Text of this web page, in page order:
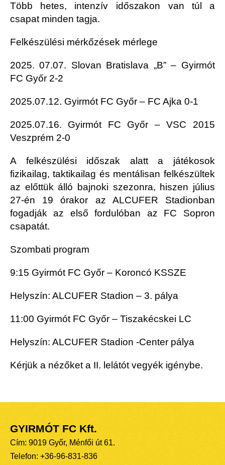
Több hetes, intenzív időszakon van túl a
csapat minden tagja.
Felkészülési mérkőzések mérlege
2025. 07.07. Slovan Bratislava „B” – Gyirmót
FC Győr 2-2
2025.07.12. Gyirmót FC Győr – FC Ajka 0-1
2025.07.16. Gyirmót FC Győr – VSC 2015
Veszprém 2-0
A felkészülési időszak alatt a játékosok
fizikailag, taktikailag és mentálisan felkészültek
az előttük álló bajnoki szezonra, hiszen július
27-én 19 órakor az ALCUFER Stadionban
fogadják az első fordulóban az FC Sopron
csapatát.
Szombati program
9:15 Gyirmót FC Győr – Koroncó KSSZE
Helyszín: ALCUFER Stadion – 3. pálya
11:00 Gyirmót FC Győr – Tiszakécskei LC
Helyszín: ALCUFER Stadion -Center pálya
Kérjük a nézőket a II. lelátót vegyék igénybe.
GYIRMÓT FC Kft.
Cím: 9019 Győr, Ménfői út 61.
Telefon: +36-96-831-836